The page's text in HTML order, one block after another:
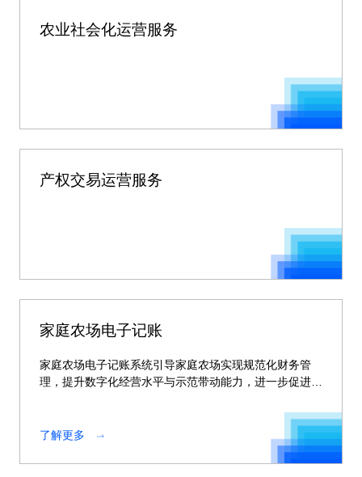
农业社会化运营服务
产权交易运营服务
家庭农场电子记账
家庭农场电子记账系统引导家庭农场实现规范化财务管
理，提升数字化经营水平与示范带动能力，进一步促进家
了解更多